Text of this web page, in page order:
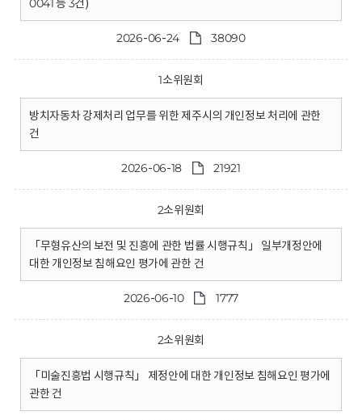
0041 등 3건)
2026-06-24 38090
1소위원회
방치자동차 강제처리 업무를 위한 제주시의 개인정보 처리에 관한
건
2026-06-18 21921
2소위원회
「무형유산의 보전 및 진흥에 관한 법률 시행규칙」 일부개정안에
대한 개인정보 침해요인 평가에 관한 건
2026-06-10 1777
2소위원회
「미술진흥법 시행규칙」 제정안에 대한 개인정보 침해요인 평가에
관한 건